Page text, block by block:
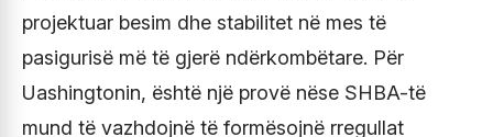
projektuar besim dhe stabilitet në mes të
pasigurisë më të gjerë ndërkombëtare. Për
Uashingtonin, është një provë nëse SHBA-të
mund të vazhdojnë të formësojnë rregullat